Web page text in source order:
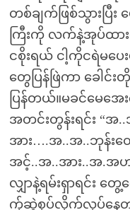
တစ်ချက်ဖြစ်သွားပြီး
ကြီးကို လက်နဲ့အုပ်ထာ
ငစိုးရယ် ငါ့ကိုငရဲမပေး
တွေပြန်ဖြဲကာ ခေါင်
ပြန်တယ်။မခင်မေအေ
အတင်းတွန်းရင်း “အ
အား….အ..အ..ဘုန်း
အင့်..အ..အား..အ.အဟ
လျှာနဲ့ရမ်းရှာရင်း တွ
က်ုဆွဲစုပ်လိုက်လုပ်နေတ